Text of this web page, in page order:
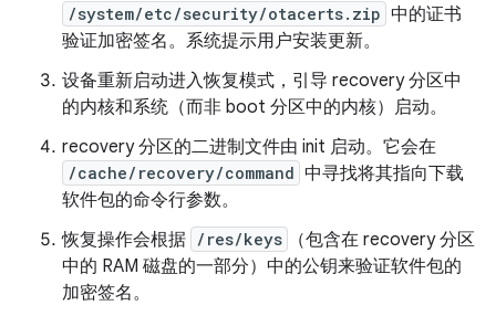
/system/etc/security/otacerts.zip 中的证书
验证加密签名。系统提示用户安装更新。
设备重新启动进入恢复模式，引导 recovery 分区中
的内核和系统（而非 boot 分区中的内核）启动。
recovery 分区的二进制文件由 init 启动。它会在
/cache/recovery/command 中寻找将其指向下载
软件包的命令行参数。
恢复操作会根据 /res/keys
（包含在 recovery 分区
中的 RAM 磁盘的一部分）中的公钥来验证软件包的
加密签名。